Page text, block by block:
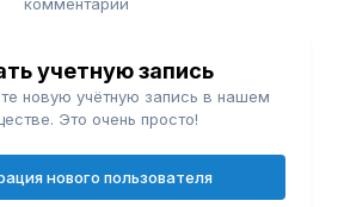
комментарий
учетную запись
новую учётную запись в нашем
Это очень просто!
нового пользователя